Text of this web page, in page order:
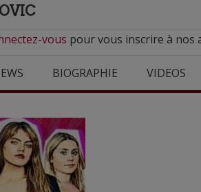
vous pour vous inscrire à nos
BIOGRAPHIE VIDEOS